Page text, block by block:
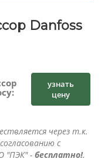
Danfoss
узнать
цену
через т.к.
с
"ПЭК" - бесплатно!.